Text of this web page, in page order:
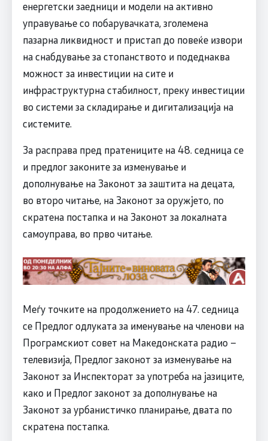
енергетски заедници и модели на активно
управување со побарувачката, зголемена
пазарна ликвидност и пристап до повеќе извори
на снабдување за стопанството и подеднаква
можност за инвестиции на сите и
инфраструктурна стабилност, преку инвестиции
во системи за складирање и дигитализација на
системите.
За расправа пред пратениците на 48. седница се
и предлог законите за изменување и
дополнување на Законот за заштита на децата,
во второ читање, на Законот за оружјето, по
скратена постапка и на Законот за локалната
самоуправа, во прво читање.
Меѓу точките на продолжението на 47. седница
се Предлог одлуката за именување на членови на
Програмскиот совет на Македонската радио –
телевизија, Предлог законот за изменување на
Законот за Инспекторат за употреба на јазиците,
како и Предлог законот за дополнување на
Законот за урбанистичко планирање, двата по
скратена постапка.